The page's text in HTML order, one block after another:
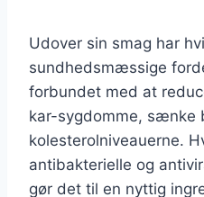
Udover sin smag har
sundhedsmæssige
forbundet med at
kar-sygdomme, sænke
kolesterolniveauerne.
antibakterielle og
gør det til en nyttig